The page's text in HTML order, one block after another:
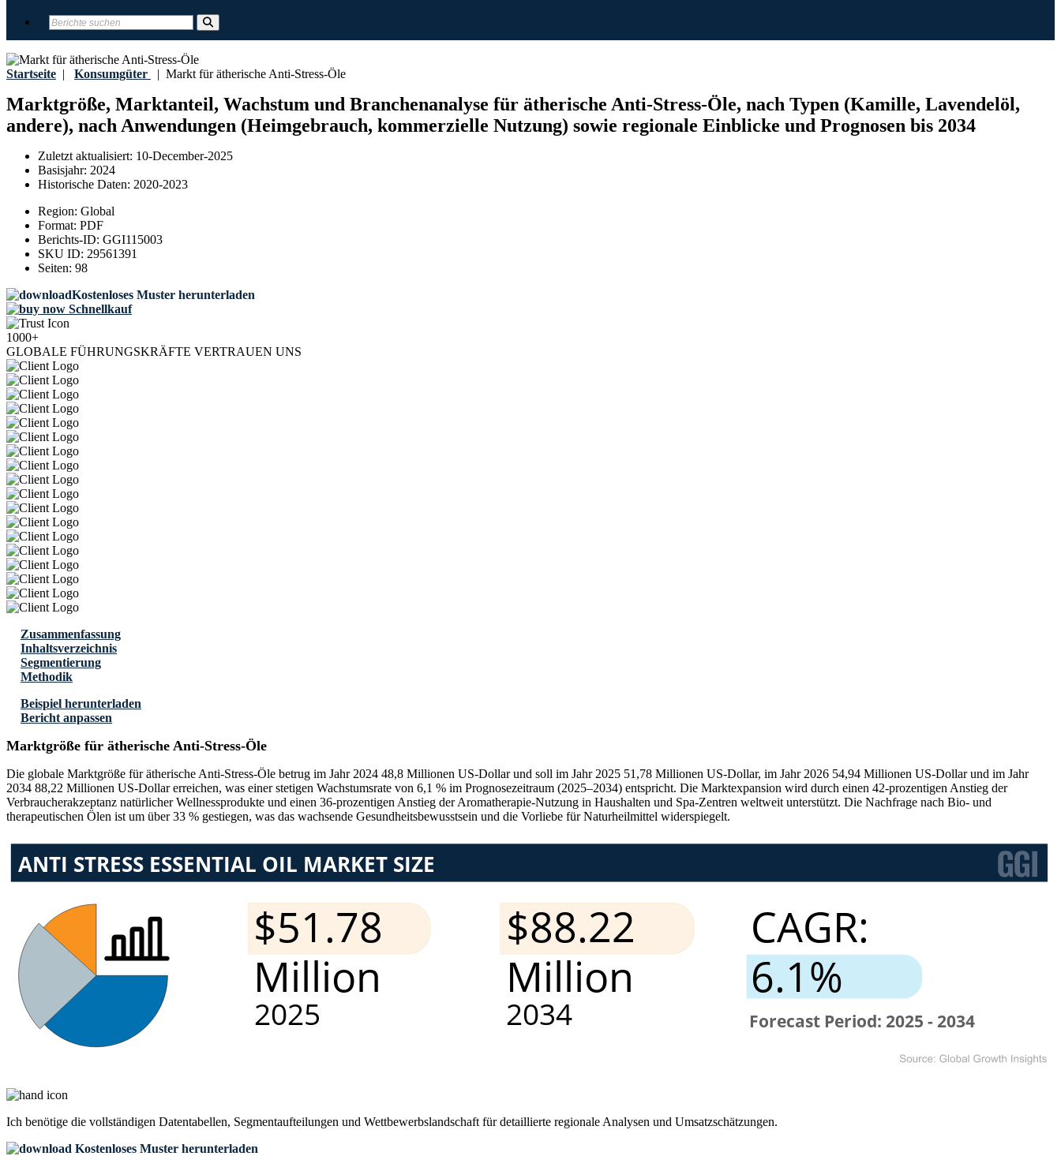
Startseite | Konsumgüter | Markt für ätherische Anti-Stress-Öle
Marktgröße, Marktanteil, Wachstum und Branchenanalyse für ätherische Anti-Stress-Öle, nach Typen (Kamille, Lavendelöl,
andere), nach Anwendungen (Heimgebrauch, kommerzielle Nutzung) sowie regionale Einblicke und Prognosen bis 2034
Zuletzt aktualisiert: 10-December-2025
Basisjahr: 2024
Historische Daten: 2020-2023
Region: Global
Format: PDF
Berichts-ID: GGI115003
SKU ID: 29561391
Seiten: 98
Kostenloses Muster herunterladen
Schnellkauf
1000+
GLOBALE FÜHRUNGSKRÄFTE VERTRAUEN UNS
Zusammenfassung
Inhaltsverzeichnis
Segmentierung
Methodik
Beispiel herunterladen
Bericht anpassen
Marktgröße für ätherische Anti-Stress-Öle
Die globale Marktgröße für ätherische Anti-Stress-Öle betrug im Jahr 2024 48,8 Millionen US-Dollar und soll im Jahr 2025 51,78 Millionen US-Dollar, im Jahr 2026 54,94 Millionen US-Dollar und im Jahr
2034 88,22 Millionen US-Dollar erreichen, was einer stetigen Wachstumsrate von 6,1 % im Prognosezeitraum (2025–2034) entspricht. Die Marktexpansion wird durch einen 42-prozentigen Anstieg der
Verbraucherakzeptanz natürlicher Wellnessprodukte und einen 36-prozentigen Anstieg der Aromatherapie-Nutzung in Haushalten und Spa-Zentren weltweit unterstützt. Die Nachfrage nach Bio- und
therapeutischen Ölen ist um über 33 % gestiegen, was das wachsende Gesundheitsbewusstsein und die Vorliebe für Naturheilmittel widerspiegelt.
Ich benötige die vollständigen Datentabellen, Segmentaufteilungen und Wettbewerbslandschaft für detaillierte regionale Analysen und Umsatzschätzungen.
Kostenloses Muster herunterladen